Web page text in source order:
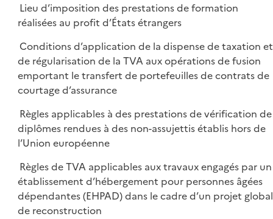
Lieu d’imposition des prestations de formation
réalisées au profit d’États étrangers
Conditions d’application de la dispense de taxation et
de régularisation de la TVA aux opérations de fusion
emportant le transfert de portefeuilles de contrats de
courtage d’assurance
Règles applicables à des prestations de vérification de
diplômes rendues à des non-assujettis établis hors de
l’Union européenne
Règles de TVA applicables aux travaux engagés par un
établissement d’hébergement pour personnes âgées
dépendantes (EHPAD) dans le cadre d’un projet global
de reconstruction